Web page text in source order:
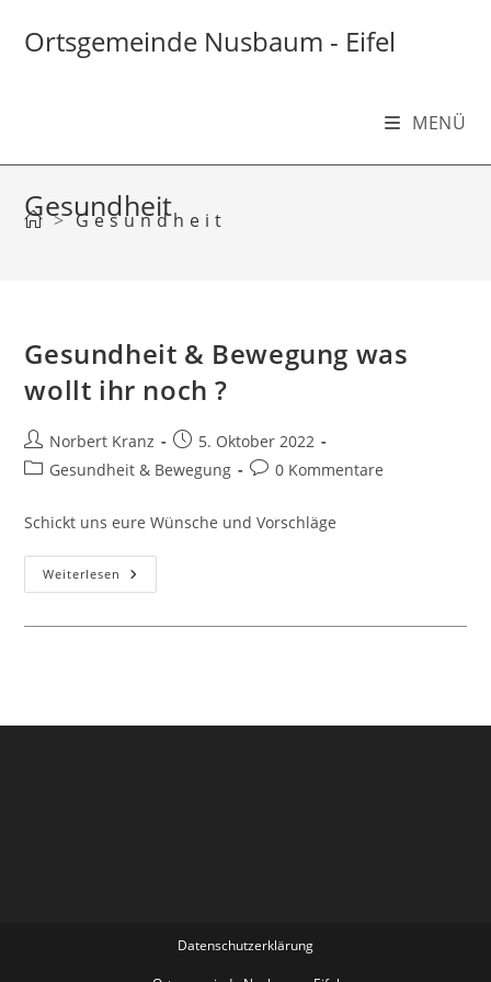
Inhalt
springen
Ortsgemeinde Nusbaum - Eifel
MENÜ
Gesundheit
> Gesundheit
Gesundheit & Bewegung was
wollt ihr noch ?
Beitrags-
Autor:
Norbert Kranz
Beitrag
veröffentlicht:
5. Oktober 2022
Beitrags-
Gesundheit & Bewegung
Beitrags-
0 Kommentare
Schickt uns eure Wünsche und Vorschläge
Weiterlesen Gesundheit
&
Datenschutzerklärung